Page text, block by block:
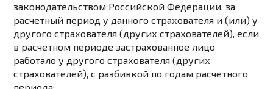
законодательством Российской Федерации, за
расчетный период у данного страхователя и (или) у
другого страхователя (других страхователей), если
в расчетном периоде застрахованное лицо
работало у другого страхователя (других
страхователей), с разбивкой по годам расчетного